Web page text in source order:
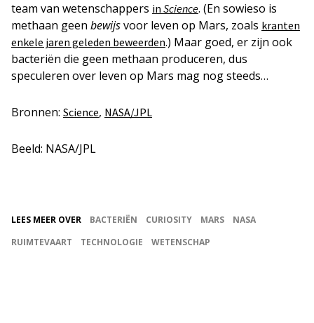
team van wetenschappers in Science. (En sowieso is
methaan geen bewijsvoor leven op Mars, zoals kranten
enkele jaren geleden beweerden.) Maar goed, er zijn ook
bacteriën die geen methaan produceren, dus
speculeren over leven op Mars mag nog steeds…
Bronnen: Science, NASA/JPL
Beeld: NASA/JPL
LEES MEER OVER BACTERIËN CURIOSITY MARS
NASA
RUIMTEVAART
TECHNOLOGIE WETENSCHAP